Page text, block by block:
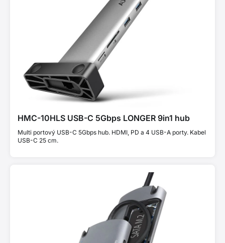
HMC-10HLS USB-C 5Gbps LONGER 9in1 hub
Multi portový USB-C 5Gbps hub. HDMI, PD a 4 USB-A porty. Kabel
USB-C 25 cm.